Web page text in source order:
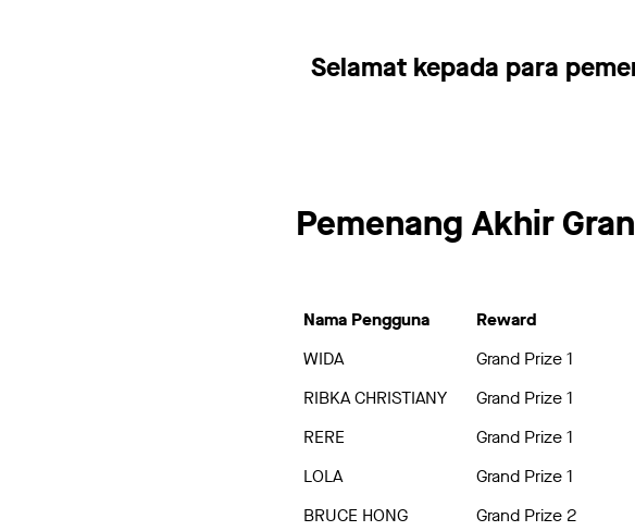
Selamat kepada para
Pemenang Akhir
Nama Pengguna
Reward
WIDA
Grand Prize 1
RIBKA CHRISTIANY
Grand Prize 1
RERE
Grand Prize 1
LOLA
Grand Prize 1
BRUCE HONG
Grand Prize 2